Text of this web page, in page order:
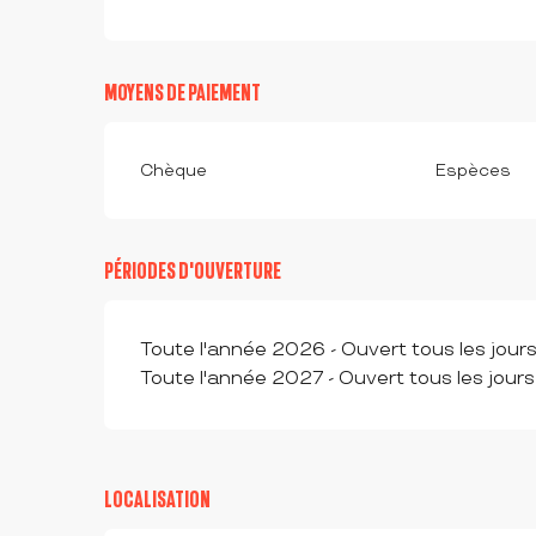
MOYENS DE PAIEMENT
Chèque Espèces
PÉRIODES D'OUVERTURE
Toute l'année 2026 - Ouvert tous les
Toute l'année 2027 - Ouvert tous les jours
LOCALISATION